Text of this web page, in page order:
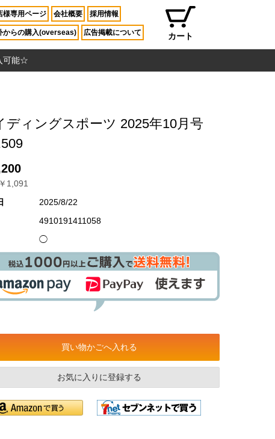
様専用ページ 会社概要 採用情報
からの購入(overseas) 広告掲載について カート
可能☆
ディングスポーツ 2025年10月号
1,091
2025/8/22
4910191411058
◯
買い物かごへ入れる
お気に入りに登録する